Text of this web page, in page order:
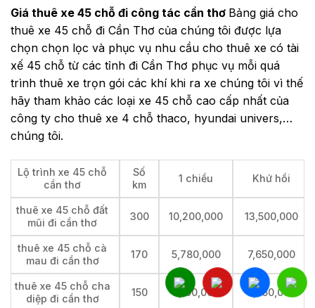
Giá thuê xe 45 chỗ đi công tác cần thơ Bảng giá cho
thuê xe 45 chỗ đi Cần Thơ của chúng tôi được lựa
chọn chọn lọc và phục vụ nhu cầu cho thuê xe có tài
xế 45 chỗ từ các tỉnh đi Cần Thơ phục vụ mỗi quá
trình thuê xe trọn gói các khí khi ra xe chúng tôi vì thế
hãy tham khảo các loại xe 45 chỗ cao cấp nhất của
công ty cho thuê xe 4 chỗ thaco, hyundai univers,…
chúng tôi.
Lộ trình xe 45 chỗ
cần thơ
Số
km
1 chiều Khứ hồi
thuê xe 45 chỗ đất
mũi đi cần thơ
300 10,200,000 13,500,000
thuê xe 45 chỗ cà
mau đi cần thơ
170 5,780,000 7,650,000
thuê xe 45 chỗ cha
diệp đi cần thơ
150 5,100,000 6,750,000